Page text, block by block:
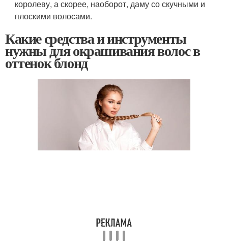
королеву, а скорее, наоборот, даму со скучными и
плоскими волосами.
Какие средства и инструменты
нужны для окрашивания волос в
оттенок блонд